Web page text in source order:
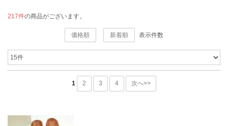
217件の商品がございます。
価格順 新着順 表示件数
1 2 3 4 次へ>>